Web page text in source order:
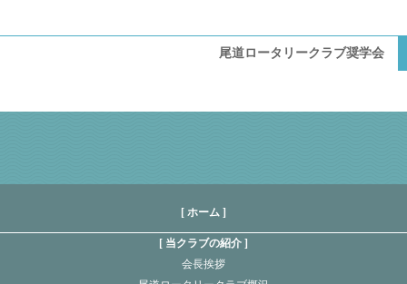
尾道ロータリークラブ奨学会
[ ホーム ]
当クラブの紹介
会長挨拶